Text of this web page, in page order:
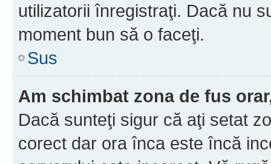
utilizatorii înregistraţi. Dacă nu
moment bun să o faceţi.
Sus
Am schimbat zona de fus
Dacă sunteţi sigur că aţi setat
corect dar ora înca este încă